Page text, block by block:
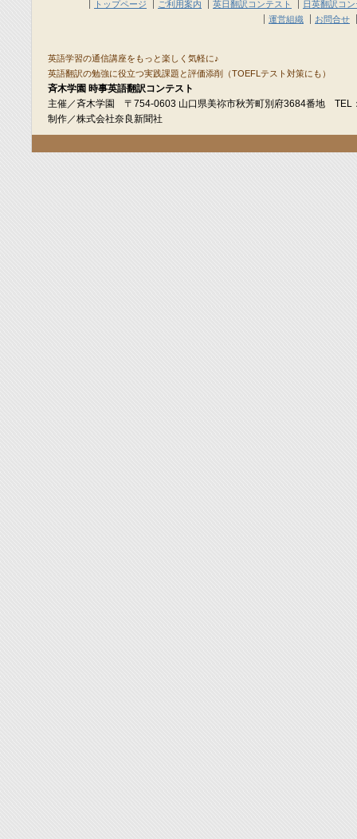
トップページ ご利用案内 英日翻訳コンテスト
日英翻訳コ
運営組織
お問合せ
英語学習の通信講座をもっと楽しく気軽に♪
英語翻訳の勉強に役立つ実践課題と評価添削（TOEFLテスト対策にも）
斉木学園 時事英語翻訳コンテスト
主催／斉木学園 〒754-0603 山口県美祢市秋芳町別府3684番地 TEL
制作／株式会社奈良新聞社